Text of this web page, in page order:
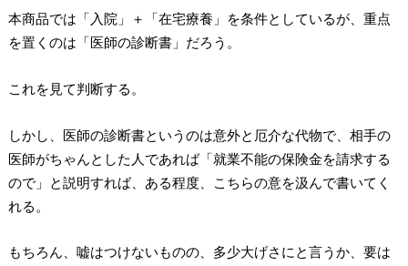
本商品では「入院」＋「在宅療養」を条件としているが、重点
を置くのは「医師の診断書」だろう。
これを見て判断する。
しかし、医師の診断書というのは意外と厄介な代物で、相手の
医師がちゃんとした人であれば「就業不能の保険金を請求する
ので」と説明すれば、ある程度、こちらの意を汲んで書いてく
れる。
もちろん、嘘はつけないものの、多少大げさにと言うか、要は